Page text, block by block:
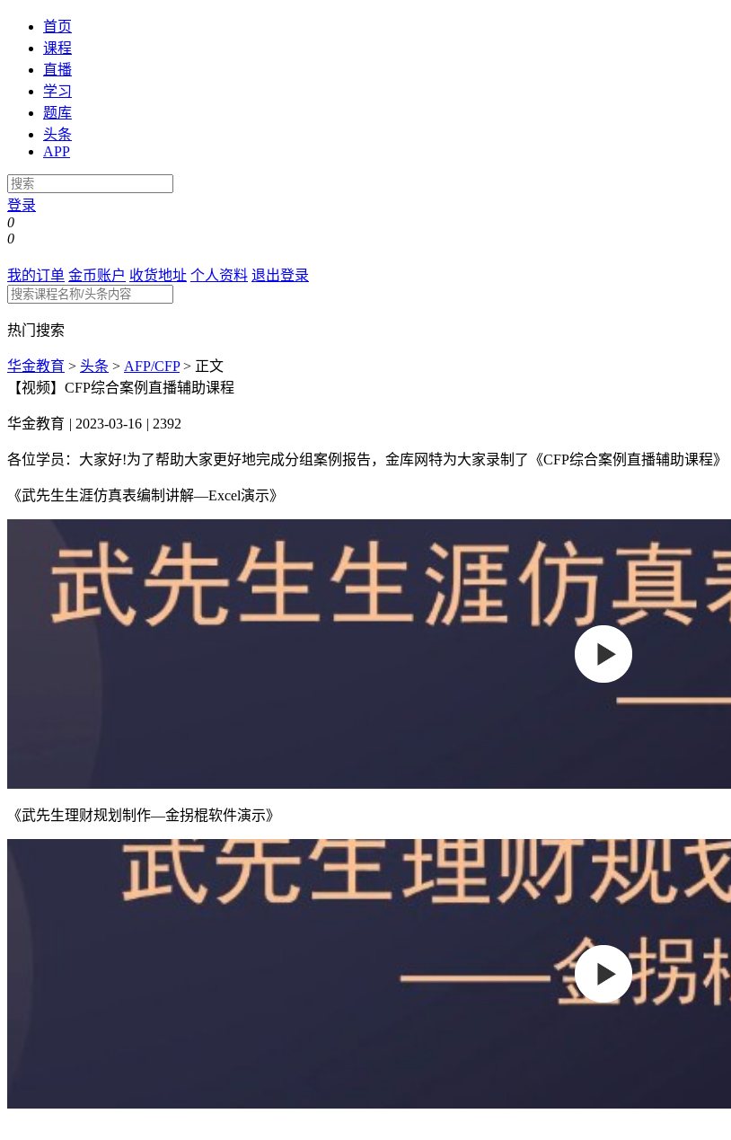
首页
课程
直播
学习
题库
头条
APP
登录
0
0
我的订单 金币账户 收货地址 个人资料 退出登录
热门搜索
华金教育 > 头条 > AFP/CFP> 正文
【视频】CFP综合案例直播辅助课程
华金教育 | 2023-03-16 | 2392
各位学员：大家好!为了帮助大家更好地完成分组案例报告，金库网特为大家录制了《CFP综合案例直播辅助课程》
《武先生生涯仿真表编制讲解—Excel演示》
《武先生理财规划制作—金拐棍软件演示》